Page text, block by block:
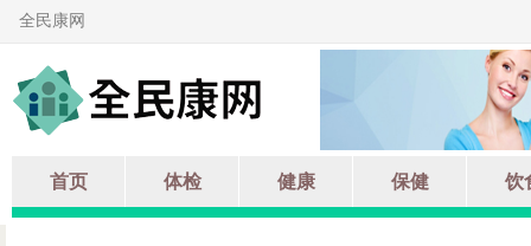
全民康网
首页 体检 健康 保健 饮